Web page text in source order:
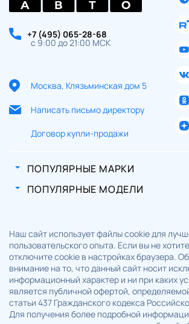
+7 (495) 065-28-68
с 9:00 до 21:00 МСК
Москва, Клязьминская дом 5
Написать письмо директору
Договор купли-продажи
ПОПУЛЯРНЫЕ МАРКИ
ПОПУЛЯРНЫЕ МОДЕЛИ
Наш сайт использует файлы cookie для
пользовательского опыта. Если вы не
отключите cookie в настройках браузера.
внимание на то, что данный сайт носит
информационный характер и ни при каких
является публичной офертой,
статьи 437 Гражданского кодекса
Для получения более подробной